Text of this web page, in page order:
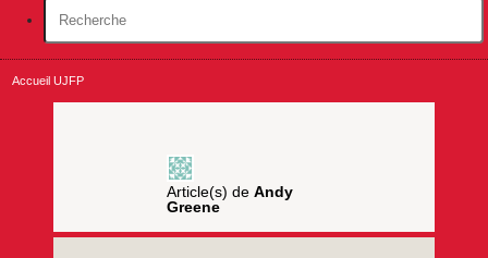
Accueil UJFP
Article(s) de Andy
Greene